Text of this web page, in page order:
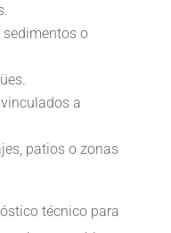
sedimentos o
a
patios o zonas
técnico para